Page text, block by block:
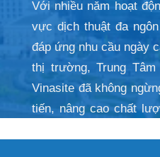
Với nhiều năm hoạt
vực dịch thuật đa
đáp ứng nhu cầu ngày
thị trường, Trung Tâm
Vinasite đã không
tiến, nâng cao chất